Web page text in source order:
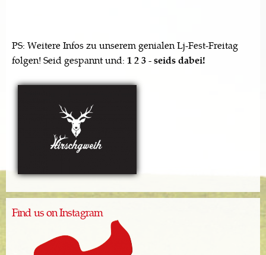
PS: Weitere Infos zu unserem genialen Lj-Fest-Freitag
folgen! Seid gespannt und: 1 2 3 - seids dabei!
Find us on Instagram